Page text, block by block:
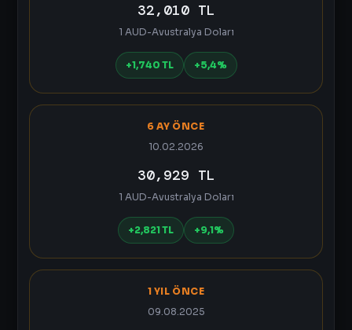
32,010 TL
1 AUD-Avustralya Doları
+1,740 TL +5,4%
6 AY ÖNCE
10.02.2026
30,929 TL
1 AUD-Avustralya Doları
+2,821 TL +9,1%
1 YIL ÖNCE
09.08.2025